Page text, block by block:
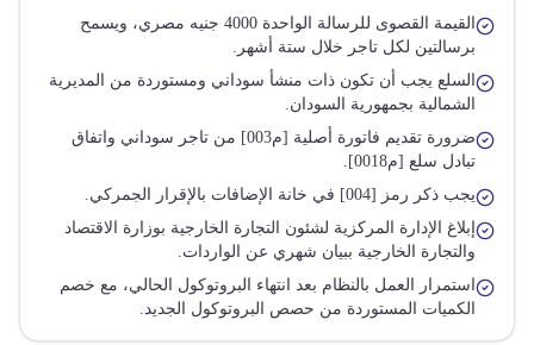
القيمة القصوى للرسالة الواحدة 4000 جنيه مصري، ويسمح
برسالتين لكل تاجر خلال ستة أشهر.
السلع يجب أن تكون ذات منشأ سوداني ومستوردة من المديرية
الشمالية بجمهورية السودان.
ضرورة تقديم فاتورة أصلية [م003] من تاجر سوداني واتفاق
تبادل سلع [م0018].
يجب ذكر رمز [004] في خانة الإضافات بالإقرار الجمركي.
إبلاغ الإدارة المركزية لشئون التجارة الخارجية بوزارة الاقتصاد
والتجارة الخارجية ببيان شهري عن الواردات.
استمرار العمل بالنظام بعد انتهاء البروتوكول الحالي، مع خصم
الكميات المستوردة من حصص البروتوكول الجديد.